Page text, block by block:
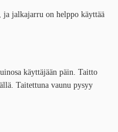
jalkajarru on helppo käyttää
käyttäjään päin. Taitto
Taitettuna vaunu pysyy